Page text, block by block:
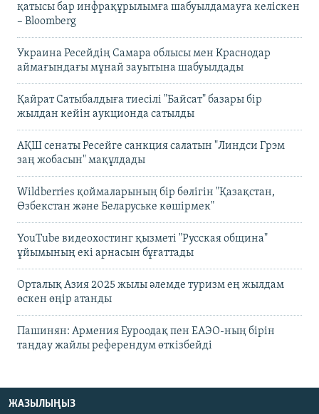
қатысы бар инфрақұрылымға шабуылдамауға келіскен
– Bloomberg
Украина Ресейдің Самара облысы мен Краснодар
аймағындағы мұнай зауытына шабуылдады
Қайрат Сатыбалдыға тиесілі "Байсат" базары бір
жылдан кейін аукционда сатылды
АҚШ сенаты Ресейге санкция салатын "Линдси Грэм
заң жобасын" мақұлдады
Wildberries қоймаларының бір бөлігін "Қазақстан,
Өзбекстан және Беларуське көшірмек"
YouTube видеохостинг қызметі "Русская община"
ұйымының екі арнасын бұғаттады
Орталық Азия 2025 жылы әлемде туризм ең жылдам
өскен өңір атанды
Пашинян: Армения Еуроодақ пен ЕАЭО-ның бірін
таңдау жайлы референдум өткізбейді
ЖАЗЫЛЫҢЫЗ